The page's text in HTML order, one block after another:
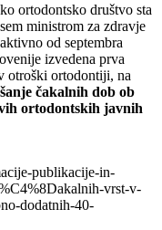
ortodontsko društvo sta
ministrom za zdravje
od septembra
izvedena prva
otroški ortodontiji, na
čakalnih dob ob
ortodontskih javnih
publikacije-in-
vrst-v-
dodatnih-40-